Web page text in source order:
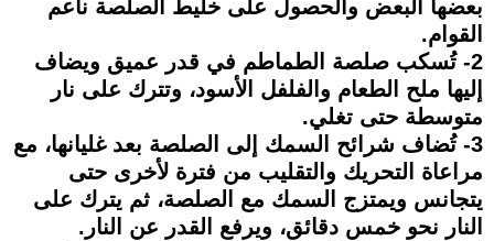
بعضها البعض والحصول على خليط الصلصة ناعم
القوام.
2- تُسكب صلصة الطماطم في قدر عميق ويضاف
إليها ملح الطعام والفلفل الأسود، وتترك على نار
متوسطة حتى تغلي.
3- تُضاف شرائح السمك إلى الصلصة بعد غليانها، مع
مراعاة التحريك والتقليب من فترة لأخرى حتى
يتجانس ويمتزج السمك مع الصلصة، ثم يترك على
النار نحو خمس دقائق، ويرفع القدر عن النار.